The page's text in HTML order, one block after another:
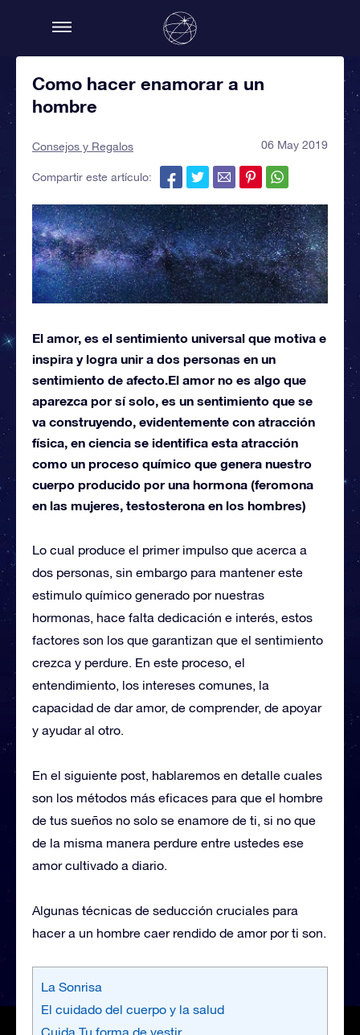
Como hacer enamorar a un
hombre
Consejos y Regalos 06 May 2019
Compartir este artículo:
El amor, es el sentimiento universal que motiva e
inspira y logra unir a dos personas en un
sentimiento de afecto.El amor no es algo que
aparezca por sí solo, es un sentimiento que se
va construyendo, evidentemente con atracción
física, en ciencia se identifica esta atracción
como un proceso químico que genera nuestro
cuerpo producido por una hormona (feromona
en las mujeres, testosterona en los hombres)
Lo cual produce el primer impulso que acerca a
dos personas, sin embargo para mantener este
estimulo químico generado por nuestras
hormonas, hace falta dedicación e interés, estos
factores son los que garantizan que el sentimiento
crezca y perdure. En este proceso, el
entendimiento, los intereses comunes, la
capacidad de dar amor, de comprender, de apoyar
y ayudar al otro.
En el siguiente post, hablaremos en detalle cuales
son los métodos más eficaces para que el hombre
de tus sueños no solo se enamore de ti, si no que
de la misma manera perdure entre ustedes ese
amor cultivado a diario.
Algunas técnicas de seducción cruciales para
hacer a un hombre caer rendido de amor por ti son.
La Sonrisa
El cuidado del cuerpo y la salud
Cuida Tu forma de vestir